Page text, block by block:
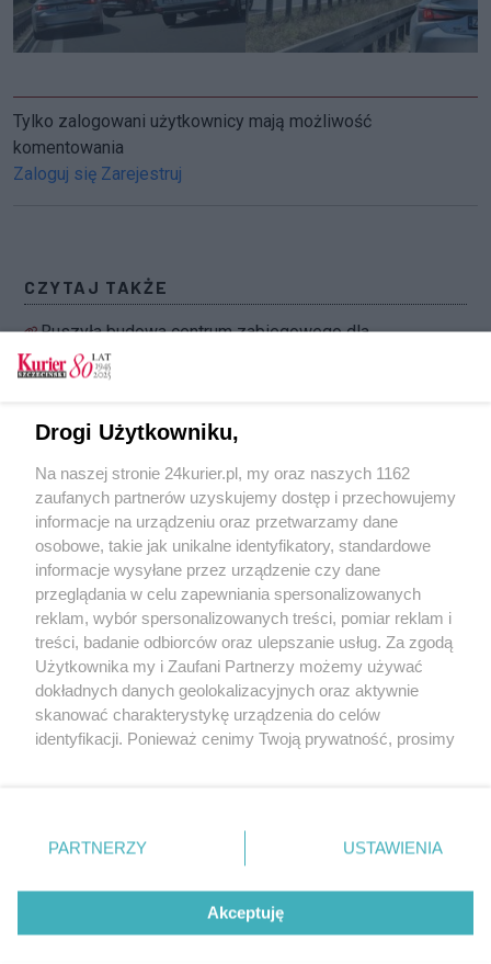
Tylko zalogowani użytkownicy mają możliwość
komentowania
Zaloguj się Zarejestruj
CZYTAJ TAKŻE
Ruszyła budowa centrum zabiegowego dla
dzieci. To inwestycja za 300 mln zł [GALERIA,
FILM]
Zgoda co do bazy paliw, rozdźwięk w sprawie
osiedla TBS w Podjuchach
Mnóstwo atrakcji podczas Nocy Muzeów w
Szczecinie [PROGRAM]
POGODA
13℃
Zobacz prognozę na 3 dni
Copyright © 2022 Kurier Szczeciński sp. z o.o.
Wszelkie prawa zastrzeżone
Nota wydawnicza
Nota prawna
Polityka prywatności
Reklama
Drogi Użytkowniku,
Na naszej stronie 24kurier.pl, my oraz naszych 1162
zaufanych partnerów uzyskujemy dostęp i przechowujemy
informacje na urządzeniu oraz przetwarzamy dane
osobowe, takie jak unikalne identyfikatory, standardowe
informacje wysyłane przez urządzenie czy dane
przeglądania w celu zapewniania spersonalizowanych
reklam, wybór spersonalizowanych treści, pomiar reklam i
treści, badanie odbiorców oraz ulepszanie usług. Za zgodą
Użytkownika my i Zaufani Partnerzy możemy używać
dokładnych danych geolokalizacyjnych oraz aktywnie
skanować charakterystykę urządzenia do celów
identyfikacji. Ponieważ cenimy Twoją prywatność, prosimy
prywatności znajdujący się w lewym dolnym rogu strony
. Niektóre rodzaje przetwarzania danych nie wymagają
takiemu przetwarzaniu. Preferencje będą miały
zastosowania tylko na tej witrynie.
PARTNERZY USTAWIENIA
Akceptuję